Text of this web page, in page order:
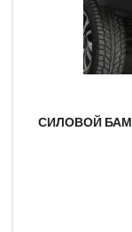
СИЛОВОЙ